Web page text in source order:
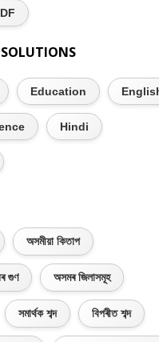
Education
Hindi
অসমীয়া কিতাপ
গুণ অসমৰ জিলাসমূহ
সমাৰ্থক শব্দ বিপৰীত শব্দ